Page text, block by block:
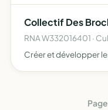
Collectif Des
RNA W332016401 ·
Créer et développer